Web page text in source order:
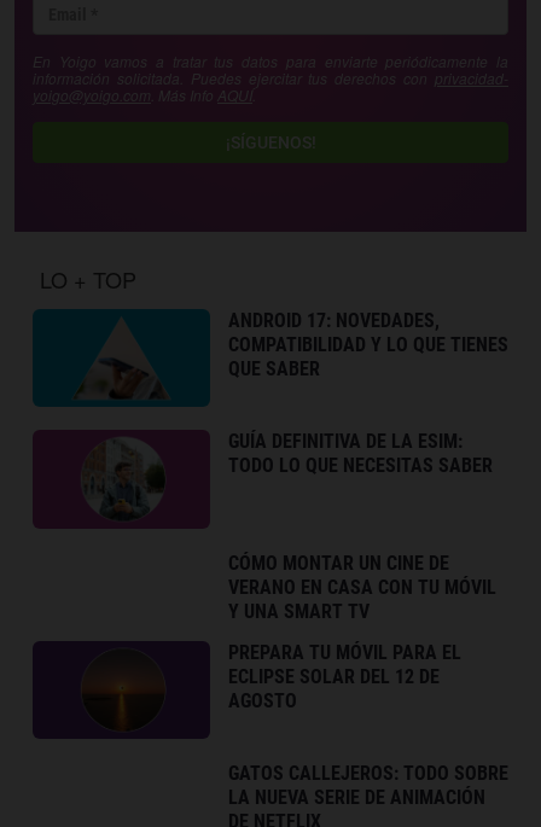
En Yoigo vamos a tratar tus datos para enviarte periódicamente la
información solicitada. Puedes ejercitar tus derechos con privacidad-
yoigo@yoigo.com . Más Info AQUÍ
¡SÍGUENOS!
LO + TOP
ANDROID 17: NOVEDADES,
COMPATIBILIDAD Y LO QUE TIENES
QUE SABER
GUÍA DEFINITIVA DE LA ESIM:
TODO LO QUE NECESITAS SABER
CÓMO MONTAR UN CINE DE
VERANO EN CASA CON TU MÓVIL
Y UNA SMART TV
PREPARA TU MÓVIL PARA EL
ECLIPSE SOLAR DEL 12 DE
AGOSTO
GATOS CALLEJEROS: TODO SOBRE
LA NUEVA SERIE DE ANIMACIÓN
DE NETFLIX